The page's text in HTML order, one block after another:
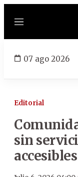
Menú
07 ago 2026
Editorial
sin
accesibles